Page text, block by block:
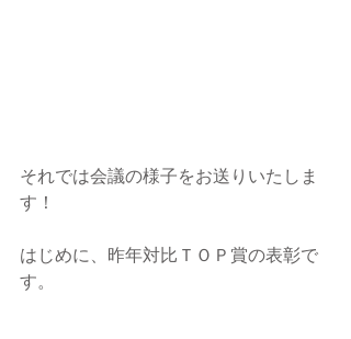
それでは会議の様子をお送りいたしま
す！
はじめに、昨年対比ＴＯＰ賞の表彰で
す。